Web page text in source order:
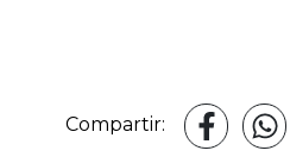
Compartir: